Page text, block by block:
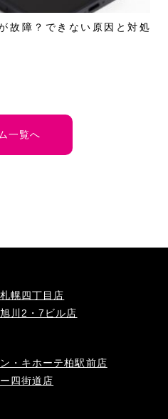
故障？できない原因と対処
一覧へ
幌四丁目店
川2・7ビル店
・キホーテ柏駅前店
四街道店